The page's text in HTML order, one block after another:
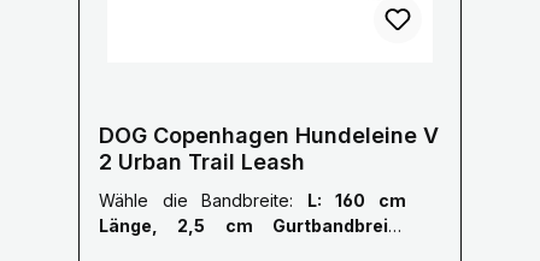
DOG Copenhagen Hundeleine V
2 Urban Trail Leash
Wähle die Bandbreite: L: 160 cm
Länge, 2,5 cm Gurtbandbreite